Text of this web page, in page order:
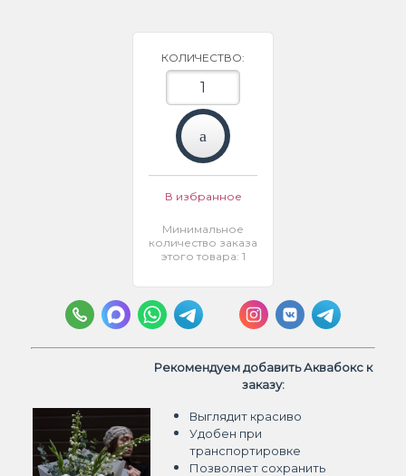
КОЛИЧЕСТВО:
В избранное
Минимальное
количество заказа
этого товара: 1
Рекомендуем добавить Аквабокс к
заказу:
Выглядит красиво
Удобен при
транспортировке
Позволяет сохранить